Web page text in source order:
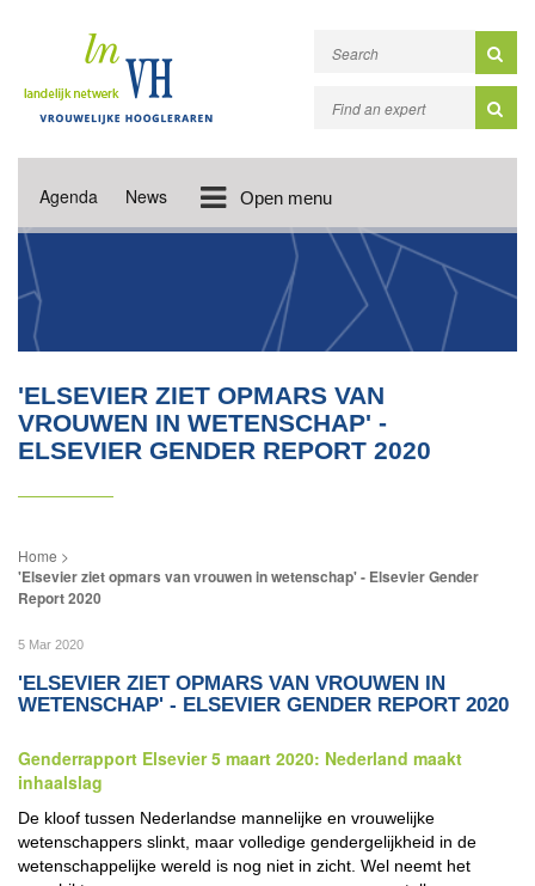
Agenda News Open menu
'ELSEVIER ZIET OPMARS VAN
VROUWEN IN WETENSCHAP' -
ELSEVIER GENDER REPORT 2020
'Elsevier ziet opmars van vrouwen in wetenschap' - Elsevier Gender
Report 2020
5 Mar 2020
'ELSEVIER ZIET OPMARS VAN VROUWEN IN
WETENSCHAP' - ELSEVIER GENDER REPORT 2020
Genderrapport Elsevier 5 maart 2020: Nederland maakt
inhaalslag
De kloof tussen Nederlandse mannelijke en vrouwelijke
wetenschappers slinkt, maar volledige gendergelijkheid in de
wetenschappelijke wereld is nog niet in zicht. Wel neemt het